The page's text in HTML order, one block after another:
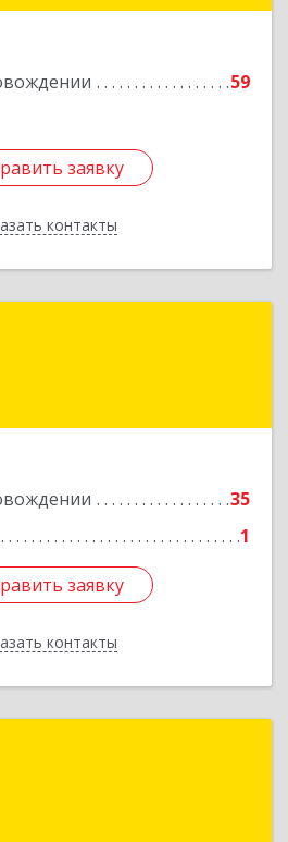
59
заявку
контакты
заявку
Назад
35
1
заявку
контакты
край, Курганинск г,
заявку
Назад
край, Белореченский р-